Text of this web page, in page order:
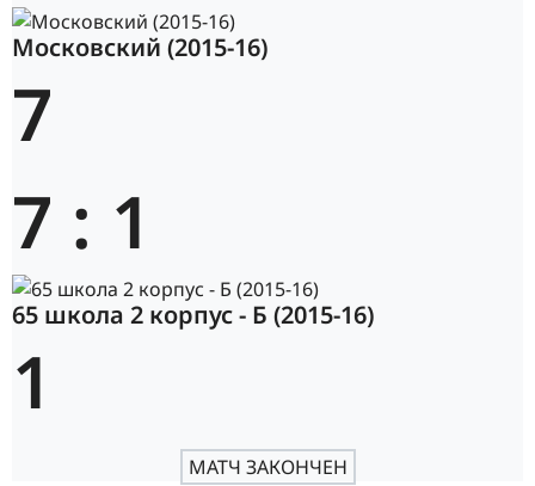
Московский (2015-16)
7
7 : 1
65 школа 2 корпус - Б (2015-16)
1
МАТЧ ЗАКОНЧЕН